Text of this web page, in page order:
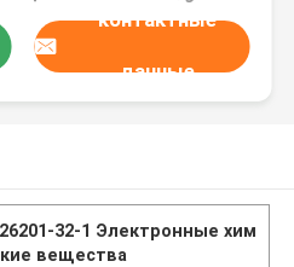
контактные
данные
32-1 Электронные хим
вещества